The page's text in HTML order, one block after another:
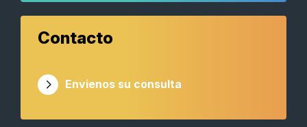
Contacto
Envienos su consulta